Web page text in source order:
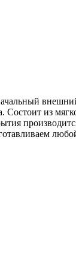
Состоит из